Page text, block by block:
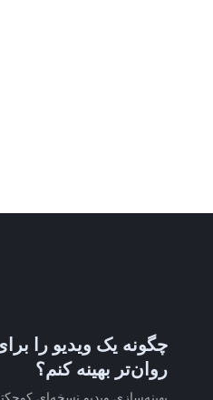
چگونه یک ویدیو را
روان‌تر بهینه کنم؟